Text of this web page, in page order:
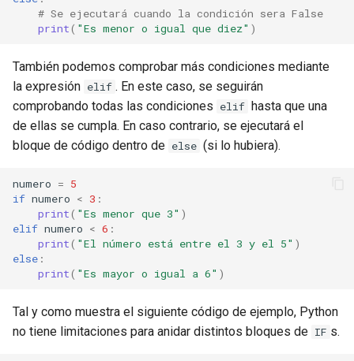
# Se ejecutará cuando la condición sera False
print( "Es menor o igual que diez" )
También podemos comprobar más condiciones mediante
la expresión elif . En este caso, se seguirán
comprobando todas las condiciones elif hasta que una
de ellas se cumpla. En caso contrario, se ejecutará el
bloque de código dentro de else (si lo hubiera).
numero = 5
if numero < 3 :
print( "Es menor que 3" )
elif numero < 6 :
print( "El número está entre el 3 y el 5" )
else :
print( "Es mayor o igual a 6" )
Tal y como muestra el siguiente código de ejemplo, Python
no tiene limitaciones para anidar distintos bloques de IF s.